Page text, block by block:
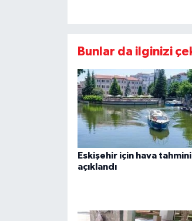
Bunlar da ilginizi
Eskişehir için hava tahmini
açıklandı